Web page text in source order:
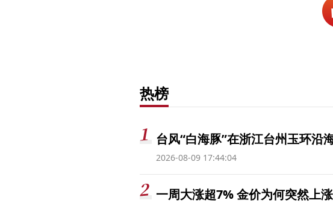
热榜
台风“白海豚”在浙江台州玉环沿
2026-08-09 17:44:04
一周大涨超7% 金价为何突然上